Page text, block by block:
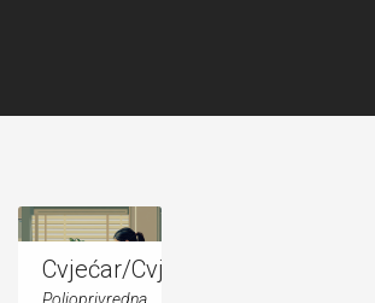
Cvjećar/Cvjećarka